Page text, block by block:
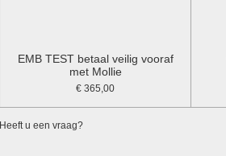
EMB TEST betaal veilig vooraf
met Mollie
€ 365,00
Heeft u een vraag?